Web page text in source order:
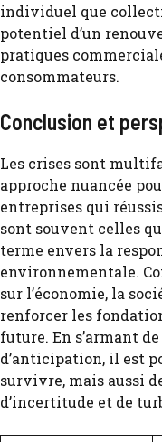
individuel que
potentiel d’un
pratiques
consommateurs.
Conclusion et
Les crises sont
approche nuancée
entreprises qui
sont souvent celles
terme envers la
environnementale.
sur l’économie, la
renforcer les
future. En s’armant
d’anticipation, il est
survivre, mais aussi
d’incertitude et de